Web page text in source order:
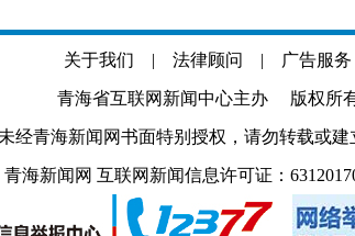
关于我们 | 法律顾问 | 广告服务
青海省互联网新闻中心主办 版权所
未经青海新闻网书面特别授权，请勿转载或
海新闻网 互联网新闻信息许可证：